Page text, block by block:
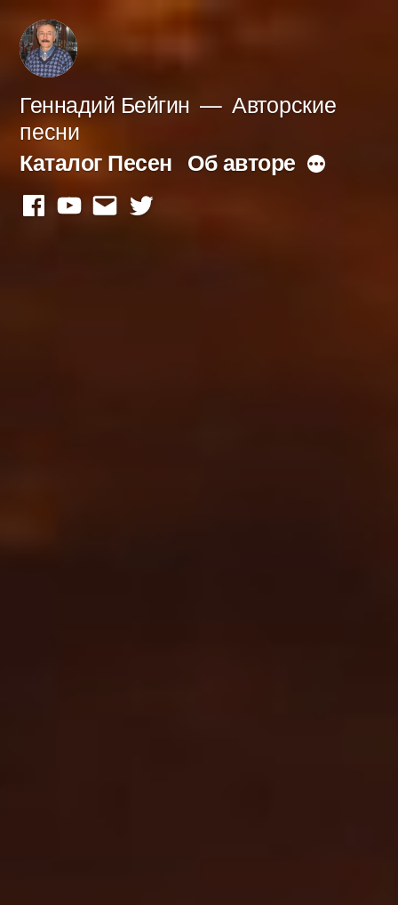
Перейти
содержимому
Геннадий Бейгин
Авторские
песни
Каталог Песен Об авторе Больше
facebook
youtube
mail twitter